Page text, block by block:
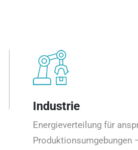
Industrie
Energieverteilung für
Produktionsumgebungen